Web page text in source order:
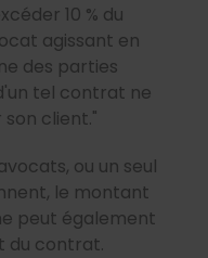
10 % du
agissant en
des parties
tel contrat ne
client."
ou un seul
le montant
peut également
du contrat.